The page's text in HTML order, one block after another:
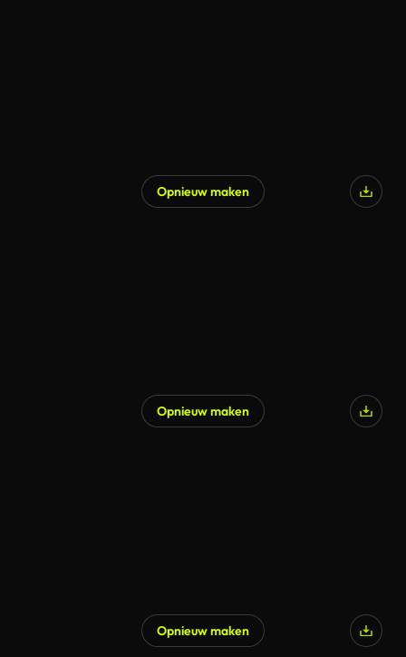
Opnieuw maken
Opnieuw maken
Opnieuw maken